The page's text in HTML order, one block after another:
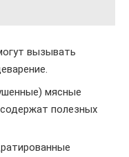
вызывать
мясные
полезных